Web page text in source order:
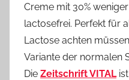
Creme mit 30%
lactosefrei. Perfekt für
Lactose achten
Variante der normalen
Die Zeitschrift VITAL